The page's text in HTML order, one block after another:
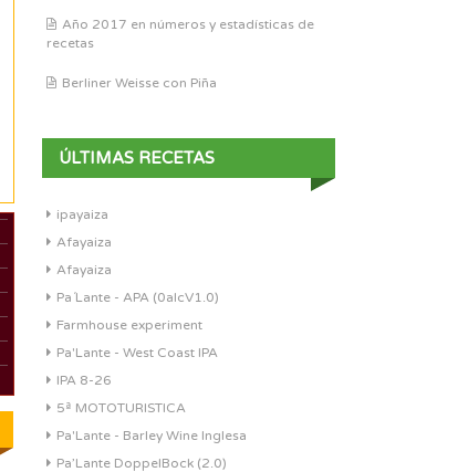
Año 2017 en números y estadísticas de
recetas
Berliner Weisse con Piña
ÚLTIMAS RECETAS
ipayaiza
Afayaiza
Afayaiza
Pa´Lante - APA (0alcV1.0)
Farmhouse experiment
Pa'Lante - West Coast IPA
IPA 8-26
5ª MOTOTURISTICA
Pa'Lante - Barley Wine Inglesa
Pa’Lante DoppelBock (2.0)